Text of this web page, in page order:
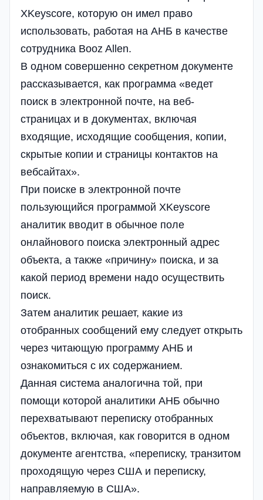
XKeyscore, которую он имел право
использовать, работая на АНБ в качестве
сотрудника Booz Allen.
В одном совершенно секретном документе
рассказывается, как программа «ведет
поиск в электронной почте, на веб-
страницах и в документах, включая
входящие, исходящие сообщения, копии,
скрытые копии и страницы контактов на
вебсайтах».
При поиске в электронной почте
пользующийся программой XKeyscore
аналитик вводит в обычное поле
онлайнового поиска электронный адрес
объекта, а также «причину» поиска, и за
какой период времени надо осуществить
поиск.
Затем аналитик решает, какие из
отобранных сообщений ему следует открыть
через читающую программу АНБ и
ознакомиться с их содержанием.
Данная система аналогична той, при
помощи которой аналитики АНБ обычно
перехватывают переписку отобранных
объектов, включая, как говорится в одном
документе агентства, «переписку, транзитом
проходящую через США и переписку,
направляемую в США».